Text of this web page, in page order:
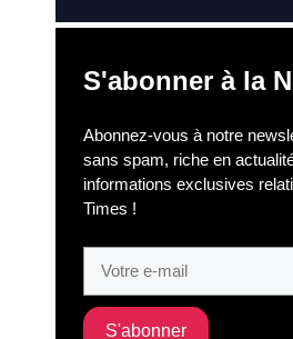
S'abonner à la
Abonnez-vous à notre
sans spam, riche en
informations exclusives
Times !